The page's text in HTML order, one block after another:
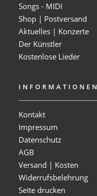
Songs - MIDI
Shop | Postversand
Aktuelles | Konzerte
Der Künstler
Kostenlose Lieder
INFORMATIONEN
Kontakt
Impressum
Datenschutz
AGB
Versand | Kosten
Widerrufsbelehrung
Seite drucken